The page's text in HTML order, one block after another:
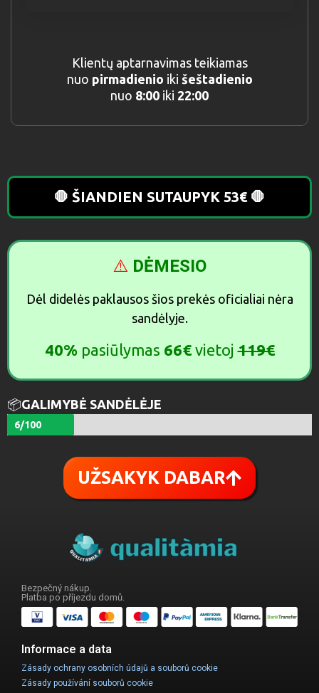
Klientų aptarnavimas teikiamas
nuo pirmadienio iki šeštadienio
nuo 8:00 iki 22:00
🛑 ŠIANDIEN SUTAUPYK 53€ 🛑
⚠️ DĖMESIO
Dėl didelės paklausos šios prekės oficialiai nėra
sandėlyje.
40%pasiūlymas 66€vietoj119€
📦GALIMYBĖ SANDĖLĖJE
6/100
UŽSAKYK DABAR
Bezpečný nákup.
Platba po příjezdu domů.
Informace a data
Zásady ochrany osobních údajů a souborů cookie
Zásady používání souborů cookie